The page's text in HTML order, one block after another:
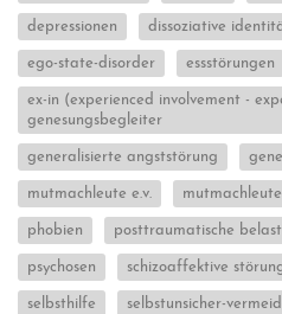
depressionen dissoziative
ego-state-disorder essstörungen
ex-in (experienced involvement -
genesungsbegleiter
generalisierte angststörung
mutmachleute e.v.
phobien posttraumatische
psychosen schizoaffektive
selbsthilfe selbstunsicher-